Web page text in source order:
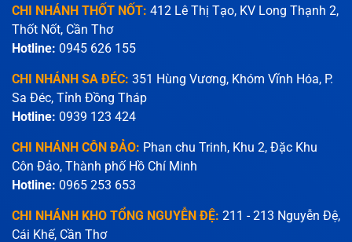
CHI NHÁNH THỐT NỐT: 412 Lê Thị Tạo, KV Long Thạnh 2,
Thốt Nốt, Cần Thơ
Hotline: 0945 626 155
CHI NHÁNH SA ĐÉC: 351 Hùng Vương, Khóm Vĩnh Hóa, P.
Sa Đéc, Tỉnh Đồng Tháp
Hotline: 0939 123 424
CHI NHÁNH CÔN ĐẢO: Phan chu Trinh, Khu 2, Đặc Khu
Côn Đảo, Thành phố Hồ Chí Minh
Hotline: 0965 253 653
CHI NHÁNH KHO TỔNG NGUYỄN ĐỆ: 211 - 213 Nguyễn Đệ,
Cái Khế, Cần Thơ